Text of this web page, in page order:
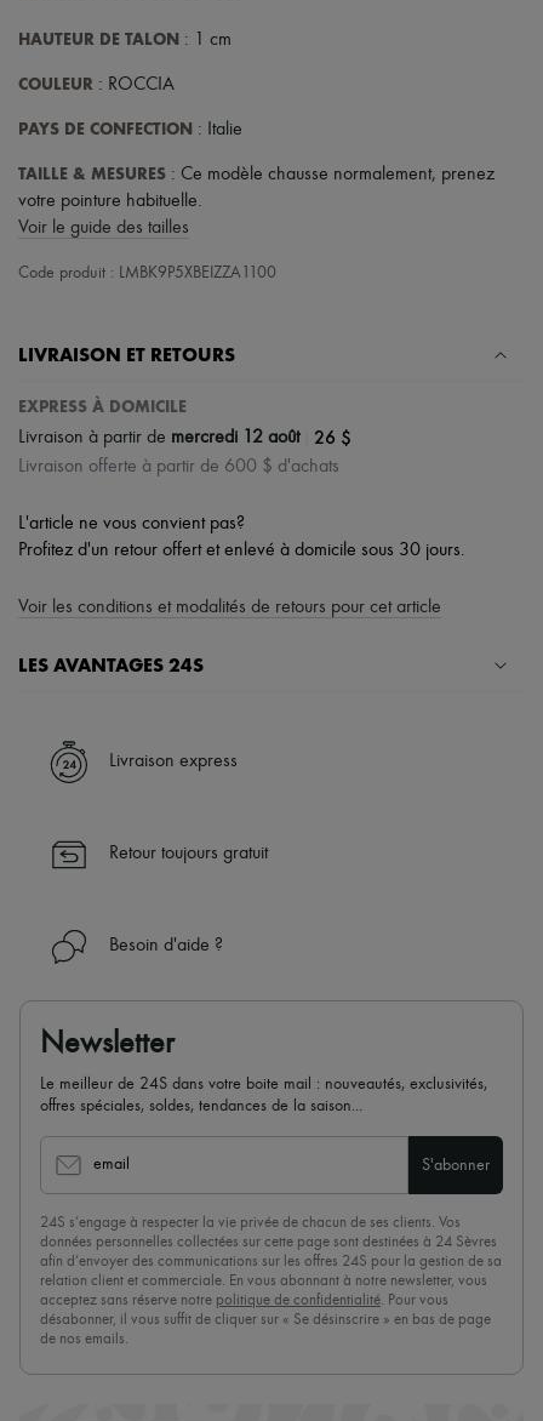
Chapeaux
Accessoires cheveux
Gants
Tous les produits
Boucles d'oreilles
Colliers
Bracelets
Beauté
Bougies & Parfums d'intérieur
Soins visage
Soins cheveux
Solaires
Ultimates
HAUTEUR DE TALON : 1 cm
COULEUR : ROCCIA
PAYS DE CONFECTION : Italie
TAILLE & MESURES : Ce modèle chausse normalement, prenez
votre pointure habituelle.
Voir le guide des tailles
Code produit : LMBK9P5XBEIZZA1100
LIVRAISON ET RETOURS
EXPRESS À DOMICILE
Livraison à partir de mercredi 12 août 26 $
Livraison offerte à partir de 600 $ d'achats
L'article ne vous convient pas?
Profitez d'un retour offert et enlevé à domicile sous 30 jours.
Voir les conditions et modalités de retours pour cet article
LES AVANTAGES 24S
✓ Bénéficiez de la livraison express dans plus de 100 pays
✓ Soyez libre de changer d’avis, les retours sont toujours offerts
client 24h/24
En savoir plus sur 24S, une maison du groupe LVMH
Livraison express
Retour toujours gratuit
Besoin d'aide ?
Newsletter
Le meilleur de 24S dans votre boite mail : nouveautés, exclusivités,
offres spéciales, soldes, tendances de la saison...
email S'abonner
24S s’engage à respecter la vie privée de chacun de ses clients. Vos
données personnelles collectées sur cette page sont destinées à 24 Sèvres
afin d’envoyer des communications sur les offres 24S pour la gestion de sa
relation client et commerciale. En vous abonnant à notre newsletter, vous
acceptez sans réserve notre politique de confidentialité. Pour vous
désabonner, il vous suffit de cliquer sur « Se désinscrire » en bas de page
de nos emails.